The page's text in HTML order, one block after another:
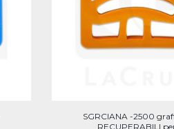
SGRCIANA -2500
RECUPERABILI